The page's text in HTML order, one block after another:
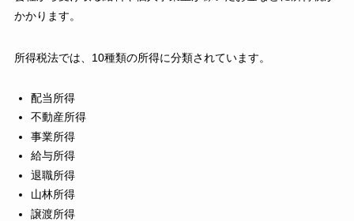
かかります。
所得税法では、10種類の所得に分類されています。
配当所得
不動産所得
事業所得
給与所得
退職所得
山林所得
譲渡所得